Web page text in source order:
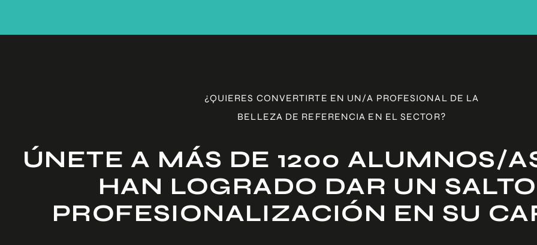
¿QUIERES CONVERTIRTE EN UN/A PROFESIONAL DE LA
BELLEZA DE REFERENCIA EN EL SECTOR?
ÚNETE A MÁS DE 1200 ALUMNOS/
HAN LOGRADO DAR UN
PROFESIONALIZACIÓN EN SU